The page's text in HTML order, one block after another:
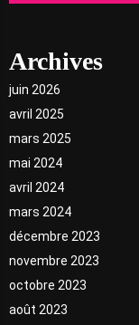
Archives
juin 2026
avril 2025
mars 2025
mai 2024
avril 2024
mars 2024
décembre 2023
novembre 2023
octobre 2023
août 2023